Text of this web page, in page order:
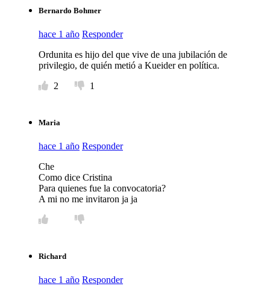
Bernardo Bohmer
hace 1 año Responder
Ordunita es hijo del que vive de una jubilación de
privilegio, de quién metió a Kueider en política.
2
1
Maria
hace 1 año Responder
Che
Como dice Cristina
Para quienes fue la convocatoria?
A mi no me invitaron ja ja
Richard
hace 1 año Responder